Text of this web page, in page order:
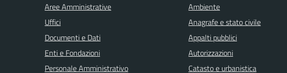
Aree Amministrative
Uffici
Documenti e Dati
Enti e Fondazioni
Personale Amministrativo
Ambiente
Anagrafe e stato civile
Appalti pubblici
Autorizzazioni
Catasto e urbanistica